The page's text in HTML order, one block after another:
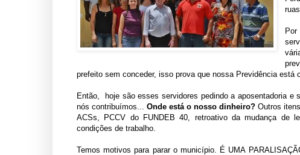
prefeito sem conceder, isso prova que nossa Previdência está
Então, hoje são esses servidores pedindo a aposentadoria e
nós contribuímos... Onde está o nosso dinheiro? Outros
ACSs, PCCV do FUNDEB 40, retroativo da mudança de
condições de trabalho.
Temos motivos para parar o município. É UMA